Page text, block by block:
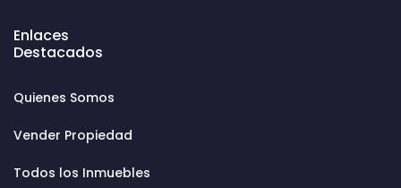
Enlaces
Destacados
Quienes Somos
Vender Propiedad
Todos los Inmuebles